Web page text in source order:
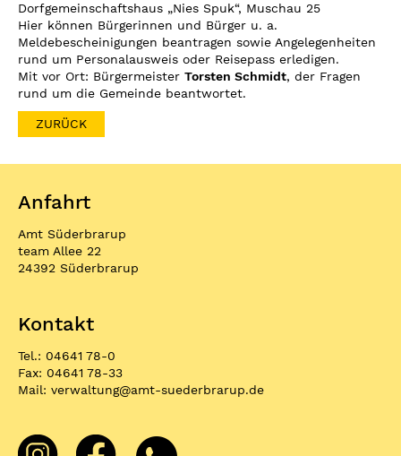
Dorfgemeinschaftshaus „Nies Spuk“, Muschau 25
Hier können Bürgerinnen und Bürger u. a.
Meldebescheinigungen beantragen sowie Angelegenheiten
rund um Personalausweis oder Reisepass erledigen.
Mit vor Ort: Bürgermeister Torsten Schmidt, der Fragen
rund um die Gemeinde beantwortet.
ZURÜCK
Anfahrt
Amt Süderbrarup
team Allee 22
24392 Süderbrarup
Kontakt
Tel.: 04641 78-0
Fax: 04641 78-33
Mail: verwaltung@amt-suederbrarup.de